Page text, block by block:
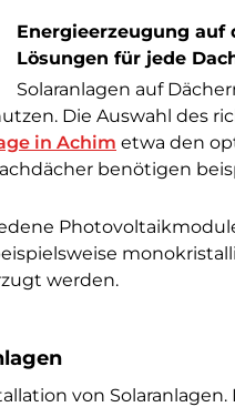
Energieerzeugung auf
Lösungen für jede
Solaranlagen auf
Die Auswahl des
in Achim etwa den
benötigen
werden.
von